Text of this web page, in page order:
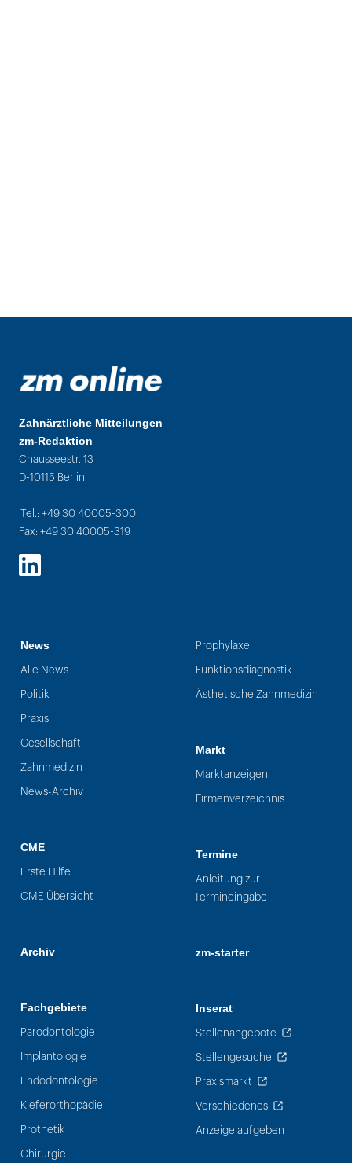
Zahnärztliche Mitteilungen
zm-Redaktion
Chausseestr. 13
D-10115 Berlin
Tel.: +49 30 40005-300
Fax: +49 30 40005-319
LinkedIn
News
Alle News
Politik
Praxis
Gesellschaft
Zahnmedizin
News-Archiv
CME
Erste Hilfe
CME Übersicht
Archiv
Fachgebiete
Parodontologie
Implantologie
Endodontologie
Kieferorthopädie
Prothetik
Chirurgie
Prophylaxe
Funktionsdiagnostik
Ästhetische Zahnmedizin
Markt
Marktanzeigen
Firmenverzeichnis
Termine
Anleitung zur
Termineingabe
zm-starter
Inserat
Stellenangebote
Stellengesuche
Praxismarkt
Verschiedenes
Anzeige aufgeben